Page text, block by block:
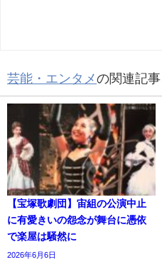
芸能・エンタメの関連記事
【宝塚歌劇団】宙組の公演中止
に有愛きいの怨念が舞台に憑依
で楽屋は騒然に
2026年6月6日